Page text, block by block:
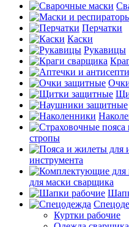
Перчатки
Каски
Рукавицы
стропы
инструмента
для маски сварщика
Куртки рабочие